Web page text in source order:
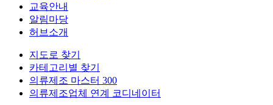
교육안내
알림마당
허브소개
지도로 찾기
카테고리별 찾기
의류제조 마스터 300
의류제조업체 연계 코디네이터